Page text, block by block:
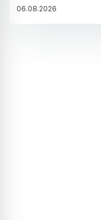
06.08.2026